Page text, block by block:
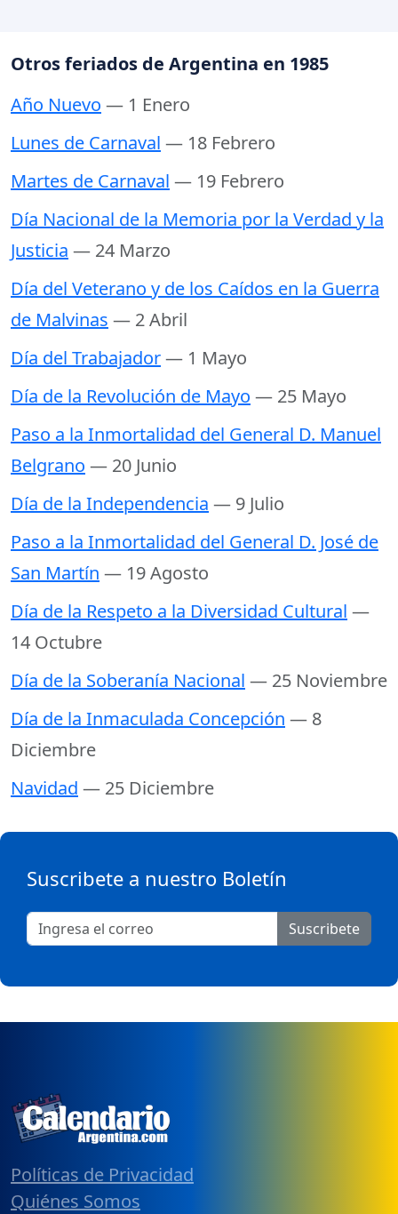
Otros feriados de Argentina en 1985
Año Nuevo — 1 Enero
Lunes de Carnaval — 18 Febrero
Martes de Carnaval — 19 Febrero
Día Nacional de la Memoria por la Verdad y la
Justicia — 24 Marzo
Día del Veterano y de los Caídos en la Guerra
de Malvinas — 2 Abril
Día del Trabajador— 1 Mayo
Día de la Revolución de Mayo — 25 Mayo
Paso a la Inmortalidad del General D. Manuel
Belgrano — 20 Junio
Día de la Independencia — 9 Julio
Paso a la Inmortalidad del General D. José de
San Martín — 19 Agosto
Día de la Respeto a la Diversidad Cultural —
14 Octubre
Día de la Soberanía Nacional — 25 Noviembre
Día de la Inmaculada Concepción — 8
Diciembre
Navidad — 25 Diciembre
Suscribete a nuestro Boletín
Suscribete
Políticas de Privacidad
Quiénes Somos